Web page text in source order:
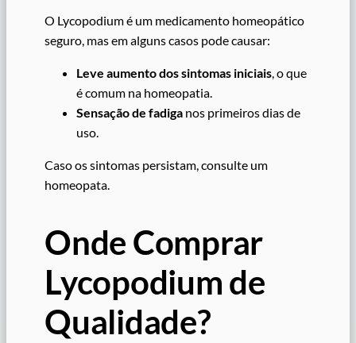
O Lycopodium é um medicamento homeopático
seguro, mas em alguns casos pode causar:
Leve aumento dos sintomas iniciais, o que
é comum na homeopatia.
Sensação de fadiga nos primeiros dias de
uso.
Caso os sintomas persistam, consulte um
homeopata.
Onde Comprar
Lycopodium de
Qualidade?